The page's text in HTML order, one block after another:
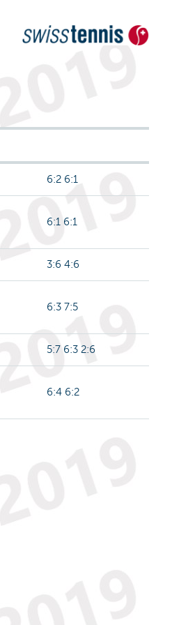
6:2 6:1
6:1 6:1
3:6 4:6
6:3 7:5
5:7 6:3 2:6
6:4 6:2